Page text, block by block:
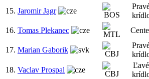
15. Jaromir Jagr
16. Tomas Plekanec
17. Marian Gaborik
18. Vaclav Prospal
Ľavé